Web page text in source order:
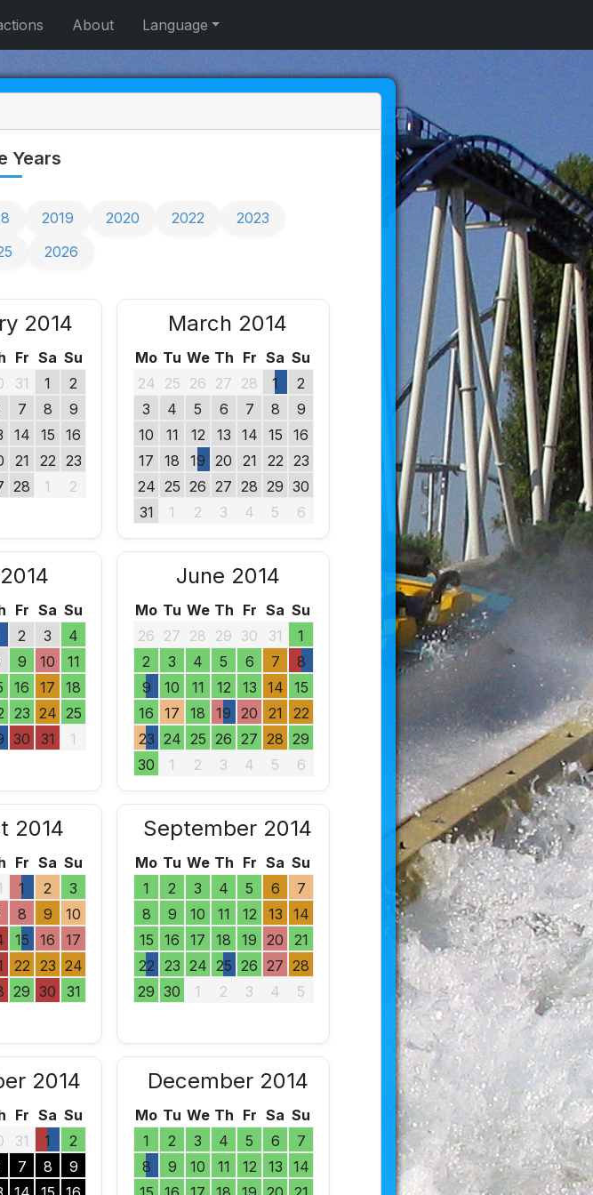
About Language
Years
2019 2020 2022
2023
2026
2014
Fr Sa Su
31 1
2
7 8
9
14 15
16
21 22 23
28 1 2
March 2014
Mo Tu We Th Fr Sa Su
24 25 26 27 28 1
2
3
4 5 6 7 8
9
10
11 12 13 14 15
16
17
18 19 20 21 22 23
24 25 26 27 28 29 30
31
1 2 3 4 5 6
Fr Sa Su
2 3
4
9 10
11
16 17
18
23 24 25
30 31 1
June 2014
Mo Tu We Th Fr Sa Su
26 27 28 29 30 31
1
2
3 4 5 6 7
8
9
10 11 12 13 14
15
16
17 18 19 20 21
22
23 24 25 26 27 28 29
30
1 2 3 4 5 6
2014
Fr Sa Su
1 2
3
8 9
10
15 16
17
22 23 24
29 30 31
September 2014
Mo Tu We Th Fr Sa Su
1
2 3 4 5 6
7
8
9 10 11 12 13
14
15
16 17 18 19 20
21
22 23 24 25 26 27 28
29 30 1 2 3 4 5
2014
Fr Sa Su
31 1
2
7 8
9
December 2014
Mo Tu We Th Fr Sa Su
1
2 3 4 5 6
7
8
9 10 11 12 13
14